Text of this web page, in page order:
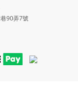
90弄7號